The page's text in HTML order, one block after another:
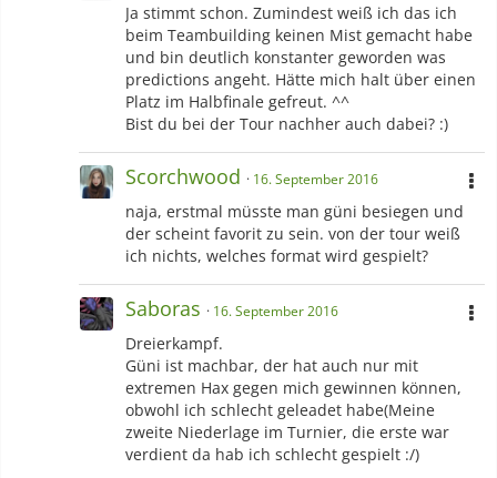
Ja stimmt schon. Zumindest weiß ich das ich
beim Teambuilding keinen Mist gemacht habe
und bin deutlich konstanter geworden was
predictions angeht. Hätte mich halt über einen
Platz im Halbfinale gefreut. ^^
Bist du bei der Tour nachher auch dabei? :)
Scorchwood 16. September 2016
naja, erstmal müsste man güni besiegen und
der scheint favorit zu sein. von der tour weiß
ich nichts, welches format wird gespielt?
Saboras 16. September 2016
Dreierkampf.
Güni ist machbar, der hat auch nur mit
extremen Hax gegen mich gewinnen können,
obwohl ich schlecht geleadet habe(Meine
zweite Niederlage im Turnier, die erste war
verdient da hab ich schlecht gespielt :/)